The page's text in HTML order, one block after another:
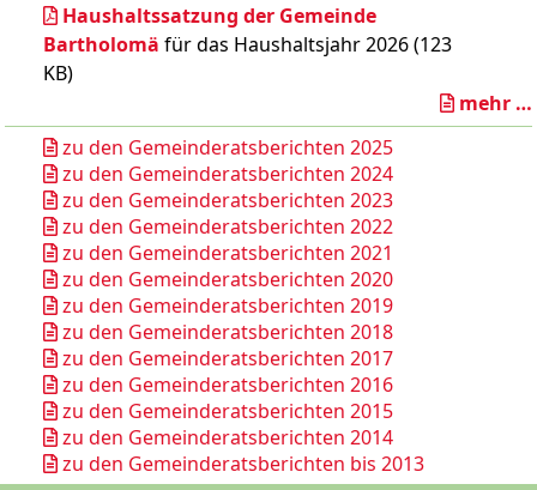
Haushaltssatzung der Gemeinde
Bartholomä für das Haushaltsjahr 2026 (123
KB)
mehr …
zu den Gemeinderatsberichten 2025
zu den Gemeinderatsberichten 2024
zu den Gemeinderatsberichten 2023
zu den Gemeinderatsberichten 2022
zu den Gemeinderatsberichten 2021
zu den Gemeinderatsberichten 2020
zu den Gemeinderatsberichten 2019
zu den Gemeinderatsberichten 2018
zu den Gemeinderatsberichten 2017
zu den Gemeinderatsberichten 2016
zu den Gemeinderatsberichten 2015
zu den Gemeinderatsberichten 2014
zu den Gemeinderatsberichten bis 2013